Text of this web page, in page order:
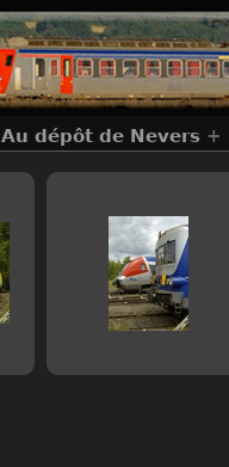
Au dépôt de Nevers +